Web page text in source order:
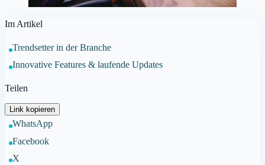
Im Artikel
Trendsetter in der Branche
Innovative Features & laufende Updates
Teilen
Link kopieren
WhatsApp
Facebook
X